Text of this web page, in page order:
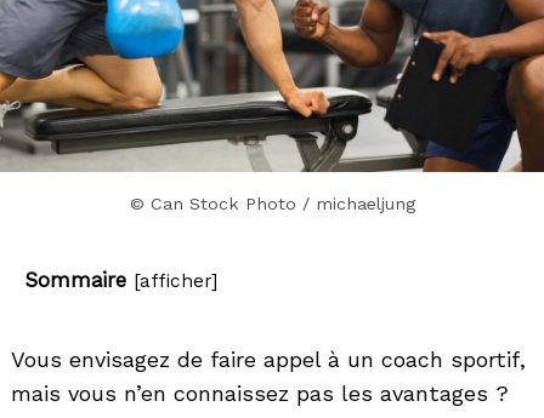
© Can Stock Photo / michaeljung
Sommaire [afficher]
Vous envisagez de faire appel à un coach sportif,
mais vous n’en connaissez pas les avantages ?